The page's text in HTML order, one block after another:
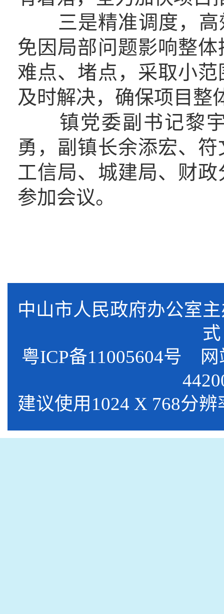
三是精准调度，高
免因局部问题影响整
难点、堵点，采取小
及时解决，确保项目整
镇党委副书记黎宇
勇，副镇长余添宏、
工信局、城建局、财
参加会议。
中山市人民政府办公
式
粤ICP备11005604号 网
建议使用1024 X 768分